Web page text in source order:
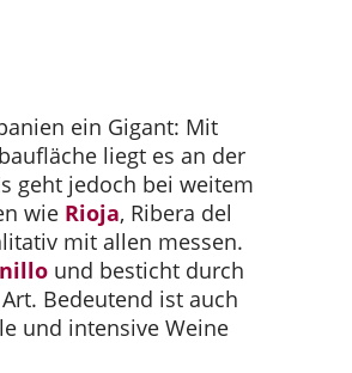
ein Gigant: Mit
liegt es an der
geht jedoch bei weitem
wie Rioja, Ribera del
mit allen messen.
und besticht durch
Bedeutend ist auch
und intensive Weine